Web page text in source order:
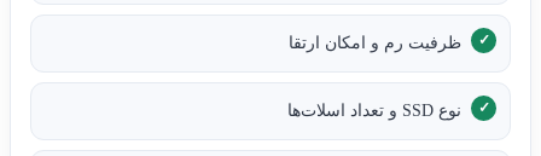
ظرفیت رم و امکان ارتقا
نوع SSD و تعداد اسلات‌ها